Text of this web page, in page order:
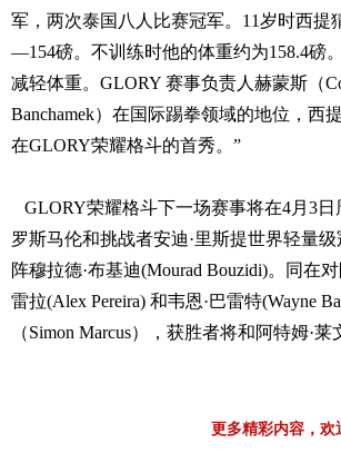
军，两次泰国八人比赛冠军。 11岁时西提
—154磅。不训练时他的体重约为158.4磅
减轻体重。 GLORY 赛事负责人赫蒙斯（
Banchamek）在国际踢拳领域的地位，
在GLORY荣耀格斗的首秀。”
GLORY荣耀格斗下一场赛事将在4月3
罗斯马伦和挑战者安迪·里斯提世界轻量
阵穆拉德·布基迪(Mourad Bouzidi)。同在
雷拉(Alex Pereira) 和韦恩·巴雷特(Wayne
（Simon Marcus），获胜者将和阿特姆·
更多精彩内容，欢